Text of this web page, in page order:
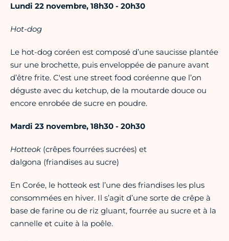
Lundi 22 novembre, 18h30 - 20h30
Hot-dog
Le hot-dog coréen est composé d’une saucisse plantée
sur une brochette, puis enveloppée de panure avant
d’être frite. C'est une street food coréenne que l’on
déguste avec du ketchup, de la moutarde douce ou
encore enrobée de sucre en poudre.
Mardi 23 novembre, 18h30 - 20h30
Hotteok (crêpes fourrées sucrées) et
dalgona (friandises au sucre)
En Corée, le hotteok est l’une des friandises les plus
consommées en hiver. Il s’agit d’une sorte de crêpe à
base de farine ou de riz gluant, fourrée au sucre et à la
cannelle et cuite à la poêle.